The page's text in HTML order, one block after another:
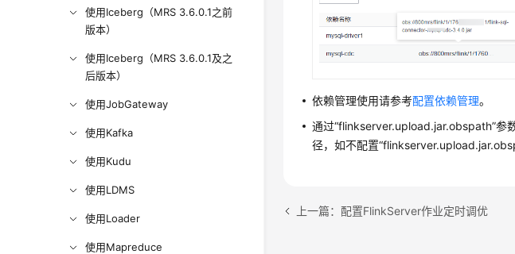
使用Iceberg（MRS 3.6.0.1之前
版本）
使用Iceberg（MRS 3.6.0.1及之
后版本）
使用JobGateway
使用Kafka
使用Kudu
使用LDMS
使用Loader
使用Mapreduce
依赖管理使用请参考配置依赖管理。
通过“flinkserver.upload.jar.obspath”参
径，如不配置
上一篇：配置FlinkServer作业定时调优